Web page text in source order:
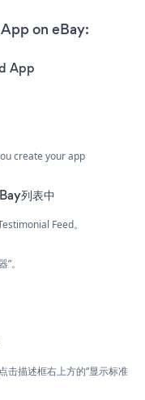
on eBay:
App
create your app
列表中
Feed。
。
击描述框右上方的“显示标准